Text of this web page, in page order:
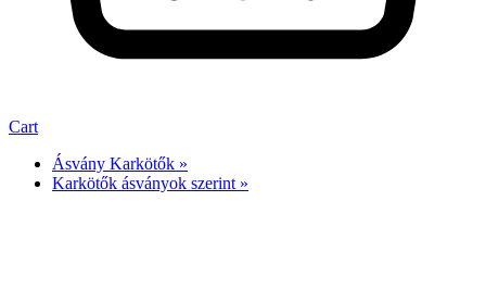
Cart
Ásvány Karkötők »
Karkötők ásványok szerint »